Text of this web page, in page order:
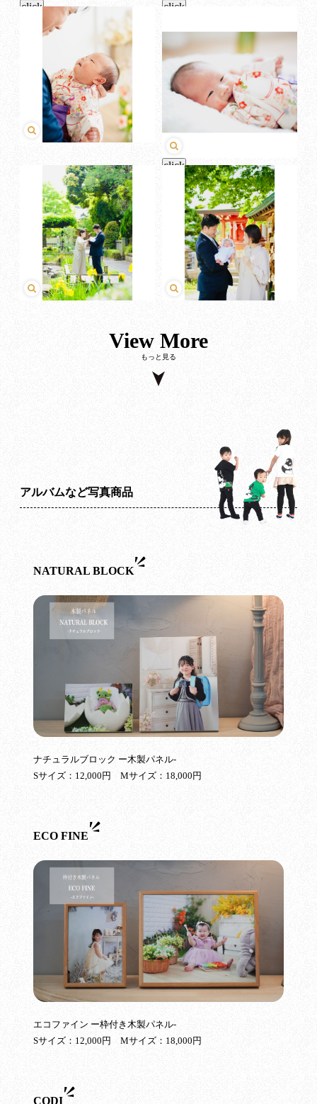
click click
click
View More
もっと見る
アルバムなど写真商品
NATURAL BLOCK
ナチュラルブロック ー木製パネル-
Sサイズ：12,000円 Mサイズ：18,000円
ECO FINE
エコファイン ー枠付き木製パネル-
Sサイズ：12,000円 Mサイズ：18,000円
CODI